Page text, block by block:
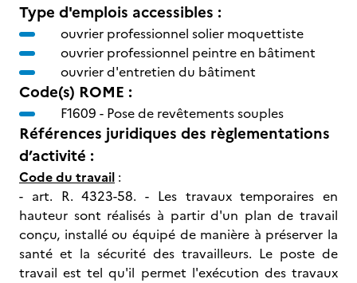
Type d'emplois accessibles :
ouvrier professionnel solier moquettiste
ouvrier professionnel peintre en bâtiment
ouvrier d'entretien du bâtiment
Code(s) ROME :
F1609 - Pose de revêtements souples
Références juridiques des règlementations
d’activité :
Code du travail :
- art. R. 4323-58. - Les travaux temporaires en
hauteur sont réalisés à partir d'un plan de travail
conçu, installé ou équipé de manière à préserver la
santé et la sécurité des travailleurs. Le poste de
travail est tel qu'il permet l'exécution des travaux